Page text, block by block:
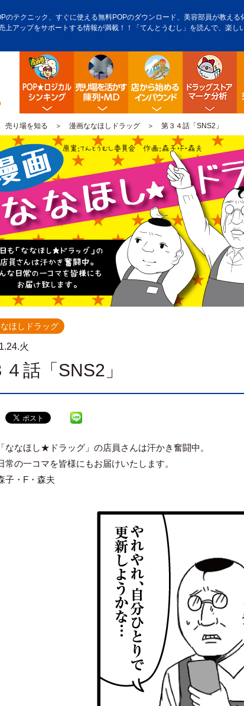
のテクニック、すぐに使える無料POPのダウンロード、美容部員が教える
上アップをサポートする情報が満載！！「てんとうむし」を読んで、楽し
POP販促ロジック陳列・クロスＭＤ店舗から始め
売り場を知る ＞ 漫画ななほしドラッグ＞ 第３４話「SNS2」
ほしドラッグ
火
話「SNS2」
ななほし★ドラッグ」の店員さんは汗かき奮闘中。
常の一コマを皆様にもお届けいたします。
子・F・森夫